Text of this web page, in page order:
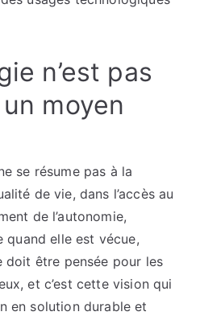
n’est pas
moyen
se résume pas à la
de vie, dans l’accès au
de l’autonomie,
quand elle est vécue,
doit être pensée pour les
et c’est cette vision qui
en solution durable et